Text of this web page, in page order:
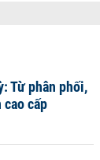
Từ phân phối,
cấp